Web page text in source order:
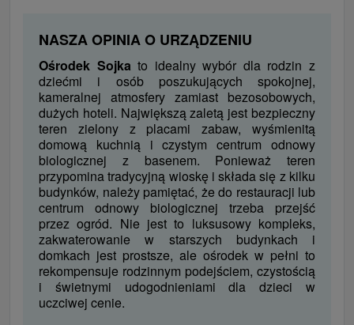
NASZA OPINIA O URZĄDZENIU
Ośrodek Sojka to idealny wybór dla rodzin z
dziećmi i osób poszukujących spokojnej,
kameralnej atmosfery zamiast bezosobowych,
dużych hoteli. Największą zaletą jest bezpieczny
teren zielony z placami zabaw, wyśmienitą
domową kuchnią i czystym centrum odnowy
biologicznej z basenem. Ponieważ teren
przypomina tradycyjną wioskę i składa się z kilku
budynków, należy pamiętać, że do restauracji lub
centrum odnowy biologicznej trzeba przejść
przez ogród. Nie jest to luksusowy kompleks,
zakwaterowanie w starszych budynkach i
domkach jest prostsze, ale ośrodek w pełni to
rekompensuje rodzinnym podejściem, czystością
i świetnymi udogodnieniami dla dzieci w
uczciwej cenie.